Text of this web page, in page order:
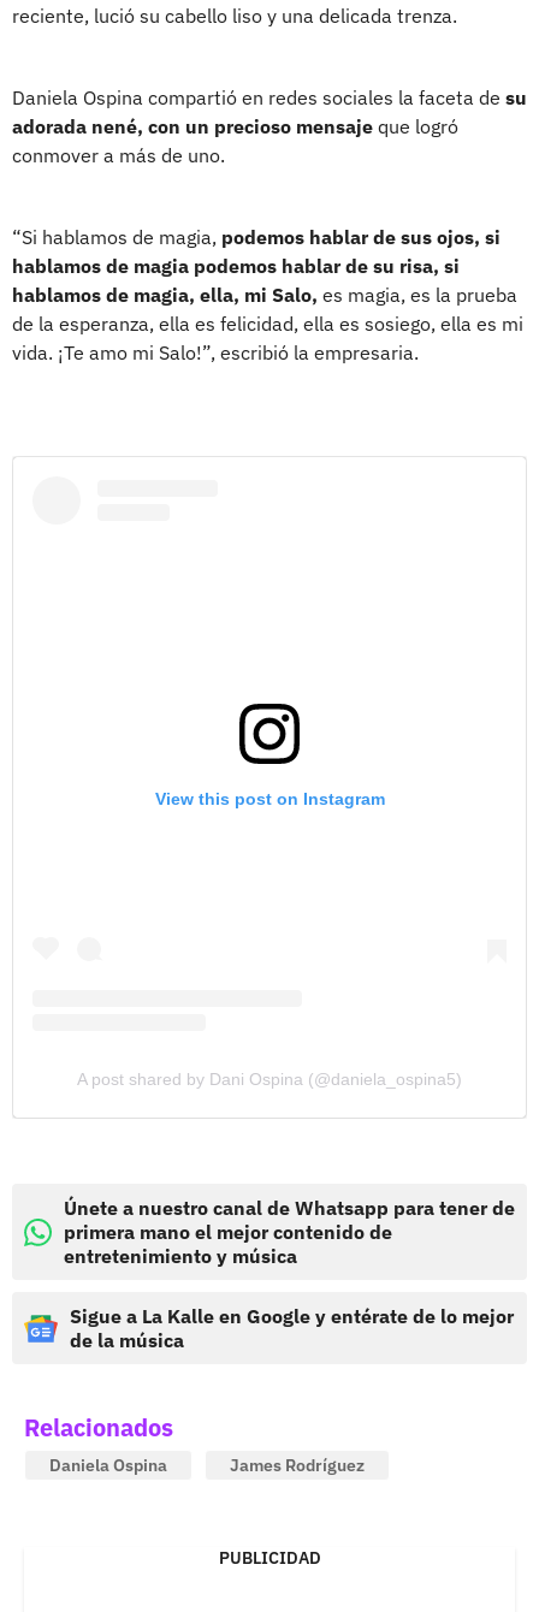
reciente, lució su cabello liso y una delicada trenza.
Daniela Ospina compartió en redes sociales la faceta de su
adorada nené, con un precioso mensaje que logró
conmover a más de uno.
“Si hablamos de magia, podemos hablar de sus ojos, si
hablamos de magia podemos hablar de su risa, si
hablamos de magia, ella, mi Salo, es magia, es la prueba
de la esperanza, ella es felicidad, ella es sosiego, ella es mi
vida. ¡Te amo mi Salo!”, escribió la empresaria.
View this post on Instagram
A post shared by Dani Ospina (@daniela_ospina5)
Únete a nuestro canal de Whatsapp para tener de
primera mano el mejor contenido de
entretenimiento y música
Sigue a La Kalle en Google y entérate de lo mejor
de la música
Relacionados
Daniela Ospina James Rodríguez
PUBLICIDAD